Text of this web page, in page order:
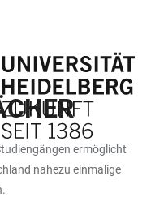
ermöglicht
nahezu einmalige